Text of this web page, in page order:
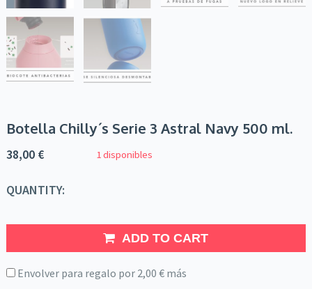
Botella Chilly´s Serie 3 Astral Navy 500 ml.
38,00 € 1 disponibles
QUANTITY:
ADD TO CART
Envolver para regalo por 2,00 €más